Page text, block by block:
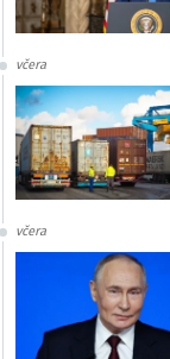
včera
včera